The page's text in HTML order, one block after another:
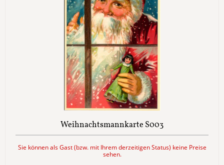
Weihnachtsmannkarte S003
Sie können als Gast (bzw. mit Ihrem derzeitigen Status) keine Preise
sehen.